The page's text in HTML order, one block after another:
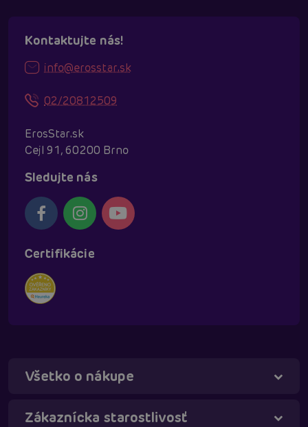
Kontaktujte nás!
info@erosstar.sk
02/20812509
ErosStar.sk
Cejl 91, 60200 Brno
Sledujte nás
Certifikácie
Všetko o nákupe
Zákaznícka starostlivosť
Táňa - virtuálna asistentka